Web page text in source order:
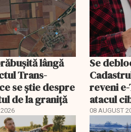
lângă
Trans-
se știe despre
de la graniță
Se
reveni
atacul
blocat
08 AUGUST